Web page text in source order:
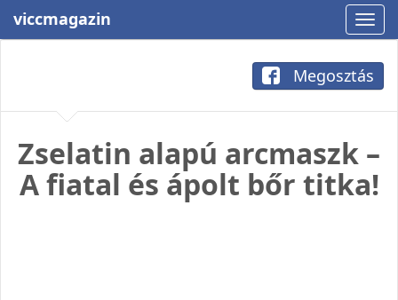
viccmagazin
Megosztás
Zselatin alapú arcmaszk –
A fiatal és ápolt bőr titka!